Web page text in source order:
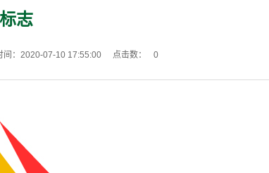
志
间：2020-07-10 17:55:00 点击数： 0